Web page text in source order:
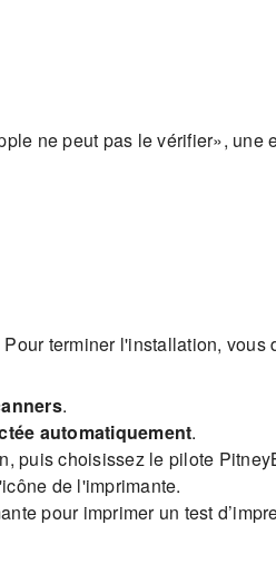
ne peut pas le vérifier», une
terminer l'installation,
.
automatiquement.
puis choisissez le pilote
de l'imprimante.
pour imprimer un test